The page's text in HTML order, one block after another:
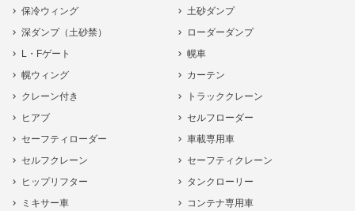
保冷ウィング
土砂ダンプ
深ダンプ（土砂禁）
ローダーダンプ
L・Fゲート
幌車
幌ウィング
カーテン
クレーン付き
トラッククレーン
ヒアブ
セルフローダー
セーフティローダー
車載専用車
セルフクレーン
セーフティクレーン
ヒップリフター
タンクローリー
ミキサー車
コンテナ専用車